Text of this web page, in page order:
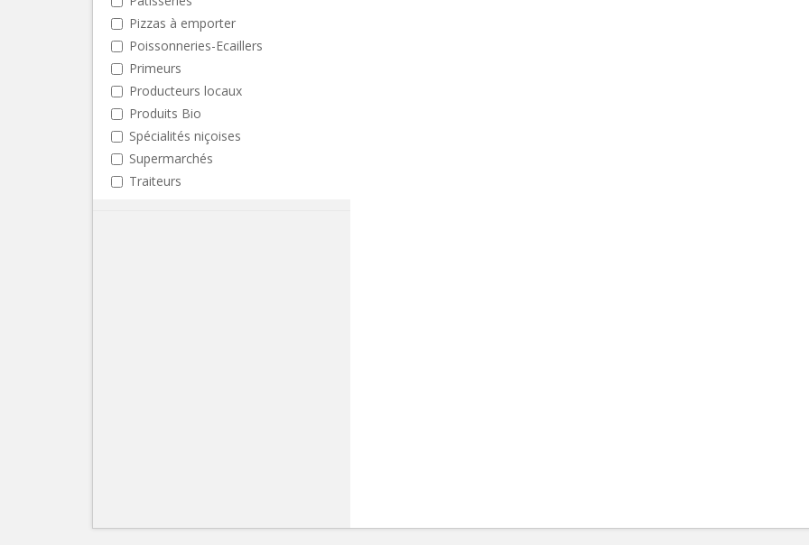
Pizzas à emporter
Poissonneries-Ecaillers
Primeurs
Producteurs locaux
Produits Bio
Spécialités niçoises
Supermarchés
Traiteurs